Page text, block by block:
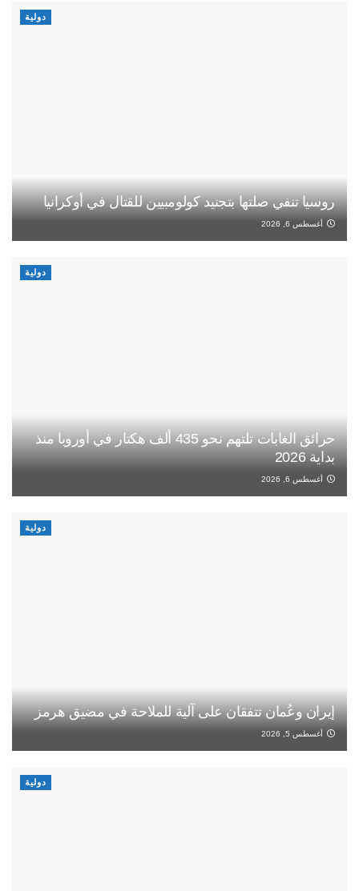
دولية
روسيا تنفي صلتها بتجنيد كولومبيين للقتال في أوكرانيا
أغسطس 6, 2026
دولية
حرائق الغابات تلتهم نحو 435 ألف هكتار في أوروبا منذ
بداية 2026
أغسطس 6, 2026
دولية
إيران وعُمان تتفقان على آلية للملاحة في مضيق هرمز
أغسطس 5, 2026
دولية